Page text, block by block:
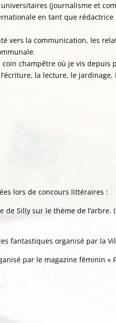
(journalisme et
en tant que
vers la communication, les
champêtre où je vis depuis
la lecture, le
lors de concours littéraires :
de Silly sur le thème de l’arbre.
fantastiques organisé par la
par le magazine féminin «